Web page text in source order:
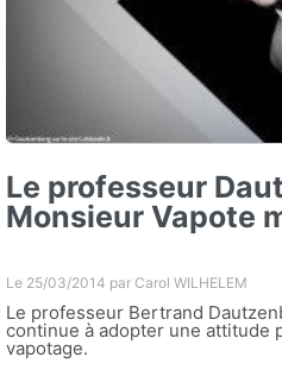
Le professeur
Monsieur Vapote
Le 25/03/2014 par Carol WILHELEM
Le professeur Bertrand
continue à adopter une attitude
vapotage.